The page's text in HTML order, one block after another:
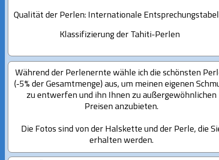
Qualität der Perlen: Internationale
Klassifizierung der Tahiti-Perlen
Während der Perlenernte wähle ich die schönsten
(-5% der Gesamtmenge) aus, um meinen eigenen
zu entwerfen und ihn Ihnen zu außergewöhnlichen
Preisen anzubieten.
Die Fotos sind von der Halskette und der Perle, die
erhalten werden.